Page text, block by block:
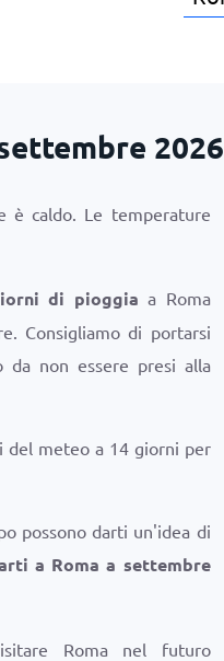
2026
è caldo. Le temperature
di pioggia a Roma
Consigliamo di portarsi
non essere presi alla
del meteo a 14 giorni per
possono darti un'idea di
a Roma a settembre
Roma nel futuro